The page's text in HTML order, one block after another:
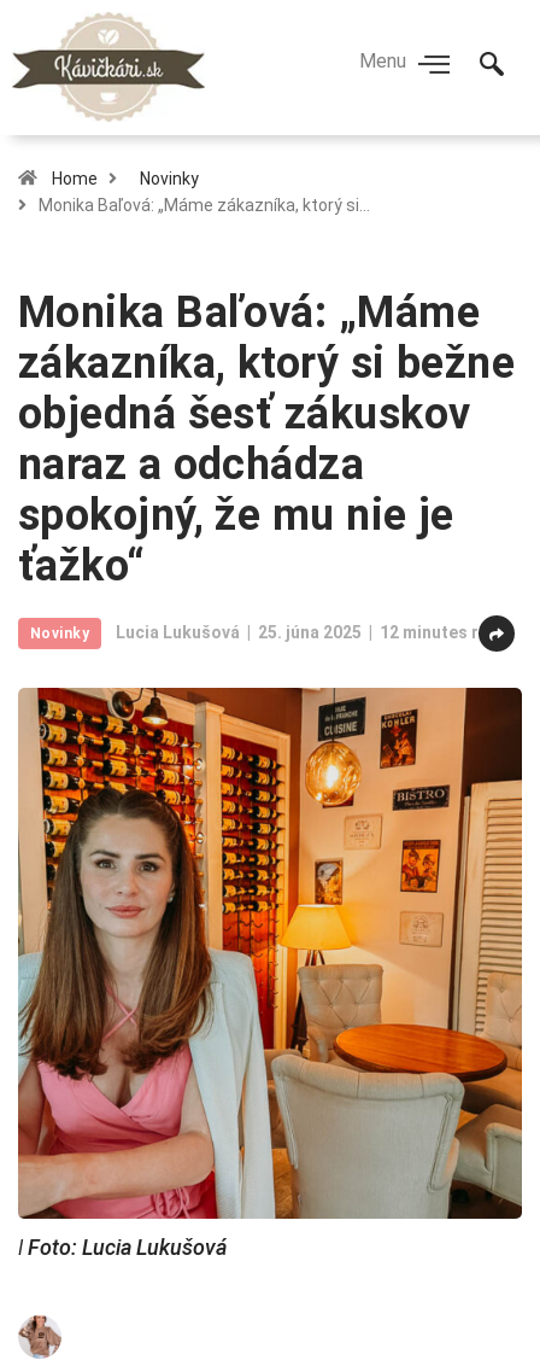
Home
Novinky
Monika Baľová: „Máme zákazníka, ktorý si…
Monika Baľová: „Máme
zákazníka, ktorý si bežne
objedná šesť zákuskov
naraz a odchádza
spokojný, že mu nie je
ťažko“
Novinky Lucia Lukušová 25. júna 2025 12 minutes read
ǀ Foto: Lucia Lukušová